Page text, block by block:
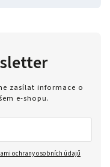
zasílat informace o
e-shopu.
ochrany osobních údajů